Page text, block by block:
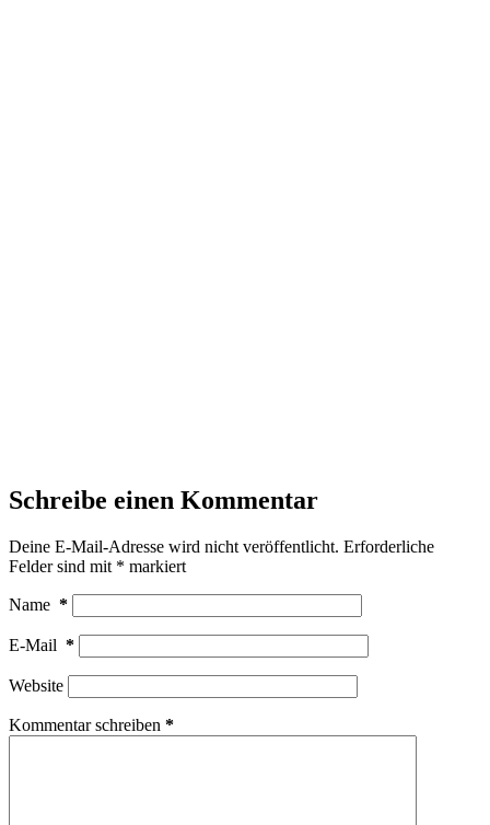
Schreibe einen Kommentar
Deine E-Mail-Adresse wird nicht veröffentlicht. Erforderliche
Felder sind mit * markiert
Name *
E-Mail *
Website
Kommentar schreiben *